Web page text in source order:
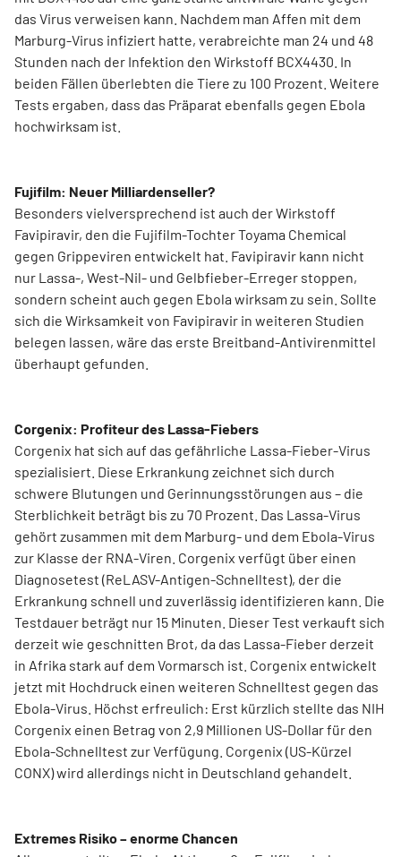
das Virus verweisen kann. Nachdem man Affen mit dem
Marburg-Virus infiziert hatte, verabreichte man 24 und 48
Stunden nach der Infektion den Wirkstoff BCX4430. In
beiden Fällen überlebten die Tiere zu 100 Prozent. Weitere
Tests ergaben, dass das Präparat ebenfalls gegen Ebola
hochwirksam ist.
Fujifilm: Neuer Milliardenseller?
Besonders vielversprechend ist auch der Wirkstoff
Favipiravir, den die Fujifilm-Tochter Toyama Chemical
gegen Grippeviren entwickelt hat. Favipiravir kann nicht
nur Lassa-, West-Nil- und Gelbfieber-Erreger stoppen,
sondern scheint auch gegen Ebola wirksam zu sein. Sollte
sich die Wirksamkeit von Favipiravir in weiteren Studien
belegen lassen, wäre das erste Breitband-Antivirenmittel
überhaupt gefunden.
Corgenix: Profiteur des Lassa-Fiebers
Corgenix hat sich auf das gefährliche Lassa-Fieber-Virus
spezialisiert. Diese Erkrankung zeichnet sich durch
schwere Blutungen und Gerinnungsstörungen aus – die
Sterblichkeit beträgt bis zu 70 Prozent. Das Lassa-Virus
gehört zusammen mit dem Marburg- und dem Ebola-Virus
zur Klasse der RNA-Viren. Corgenix verfügt über einen
Diagnosetest (ReLASV-Antigen-Schnelltest), der die
Erkrankung schnell und zuverlässig identifizieren kann. Die
Testdauer beträgt nur 15 Minuten. Dieser Test verkauft sich
derzeit wie geschnitten Brot, da das Lassa-Fieber derzeit
in Afrika stark auf dem Vormarsch ist. Corgenix entwickelt
jetzt mit Hochdruck einen weiteren Schnelltest gegen das
Ebola-Virus. Höchst erfreulich: Erst kürzlich stellte das NIH
Corgenix einen Betrag von 2,9 Millionen US-Dollar für den
Ebola-Schnelltest zur Verfügung. Corgenix (US-Kürzel
CONX) wird allerdings nicht in Deutschland gehandelt.
Extremes Risiko – enorme Chancen